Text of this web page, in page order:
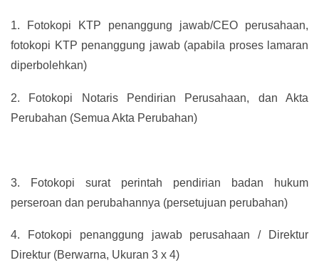
1.
Fotokopi KTP penanggung jawab/CEO perusahaan,
fotokopi KTP penanggung jawab (apabila proses lamaran
diperbolehkan)
2.
Fotokopi Notaris Pendirian Perusahaan, dan Akta
Perubahan (Semua Akta Perubahan)
3.
Fotokopi surat perintah pendirian badan hukum
perseroan dan perubahannya (persetujuan perubahan)
4.
Fotokopi penanggung jawab perusahaan / Direktur
Direktur (Berwarna, Ukuran 3 x 4)